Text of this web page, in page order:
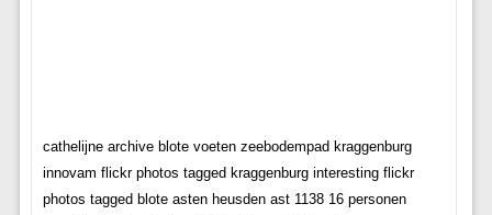
cathelijne archive blote voeten zeebodempad kraggenburg
innovam flickr photos tagged kraggenburg interesting flickr
photos tagged blote asten heusden ast 1138 16 personen